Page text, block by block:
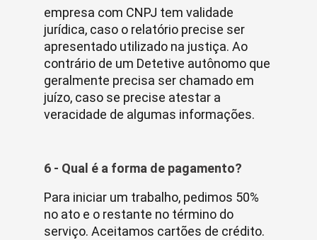
empresa com CNPJ tem validade
jurídica, caso o relatório precise ser
apresentado utilizado na justiça. Ao
contrário de um Detetive autônomo que
geralmente precisa ser chamado em
juízo, caso se precise atestar a
veracidade de algumas informações.
6 - Qual é a forma de pagamento?
Para iniciar um trabalho, pedimos 50%
no ato e o restante no término do
serviço. Aceitamos cartões de crédito.